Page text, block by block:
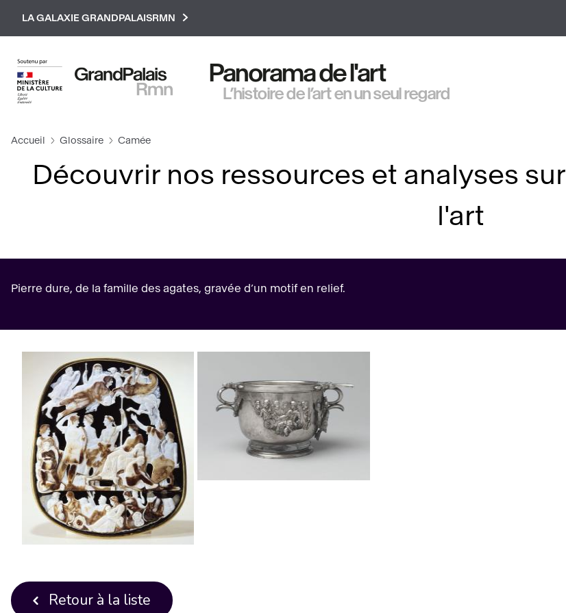
LA GALAXIE GRANDPALAISRMN
Panorama de l'art
L’histoire de l’art en un seul regard
Accueil Glossaire Camée
Découvrir nos ressources et analyses sur
l'art
Pierre dure, de la famille des agates, gravée d’un motif en relief.
Retour à la liste